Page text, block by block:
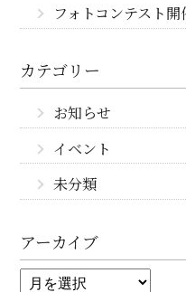
フォトコンテスト開
カテゴリー
お知らせ
イベント
未分類
アーカイブ